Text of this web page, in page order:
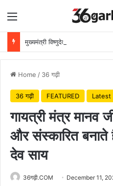
Menu
Home / 36 गढ़ी
36 गढ़ी FEATURED Latest
गायत्री मंत्र मानव
और संस्कारित बनाते
देव साय
36गढ़ी.COM December 11,